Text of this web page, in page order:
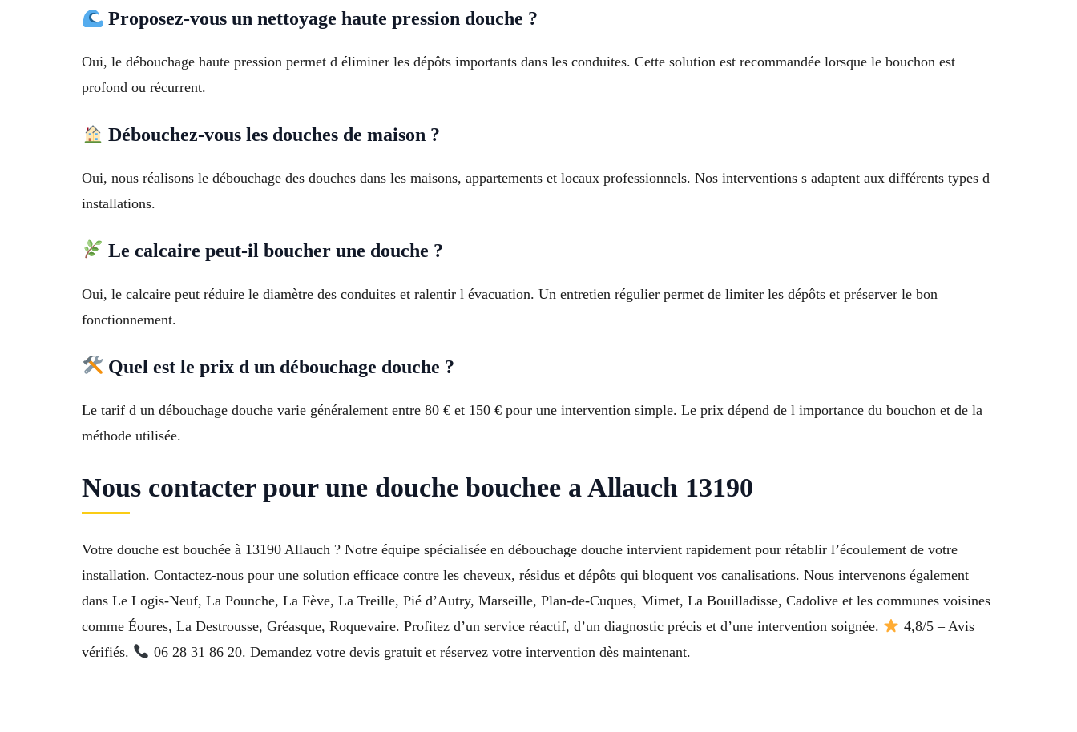
Proposez-vous un nettoyage haute pression douche ?
Oui, le débouchage haute pression permet d éliminer les dépôts importants dans les conduites. Cette solution est recommandée lorsque le bouchon est
profond ou récurrent.
Débouchez-vous les douches de maison ?
Oui, nous réalisons le débouchage des douches dans les maisons, appartements et locaux professionnels. Nos interventions s adaptent aux différents types d
installations.
Le calcaire peut-il boucher une douche ?
Oui, le calcaire peut réduire le diamètre des conduites et ralentir l évacuation. Un entretien régulier permet de limiter les dépôts et préserver le bon
fonctionnement.
Quel est le prix d un débouchage douche ?
Le tarif d un débouchage douche varie généralement entre 80 € et 150 € pour une intervention simple. Le prix dépend de l importance du bouchon et de la
méthode utilisée.
Nous contacter pour une douche bouchee a Allauch 13190
Votre douche est bouchée à 13190 Allauch ? Notre équipe spécialisée en débouchage douche intervient rapidement pour rétablir l’écoulement de votre
installation. Contactez-nous pour une solution efficace contre les cheveux, résidus et dépôts qui bloquent vos canalisations. Nous intervenons également
dans Le Logis-Neuf, La Pounche, La Fève, La Treille, Pié d’Autry, Marseille, Plan-de-Cuques, Mimet, La Bouilladisse, Cadolive et les communes voisines
comme Éoures, La Destrousse, Gréasque, Roquevaire. Profitez d’un service réactif, d’un diagnostic précis et d’une intervention soignée.
4,8/5 – Avis
vérifiés.
06 28 31 86 20. Demandez votre devis gratuit et réservez votre intervention dès maintenant.